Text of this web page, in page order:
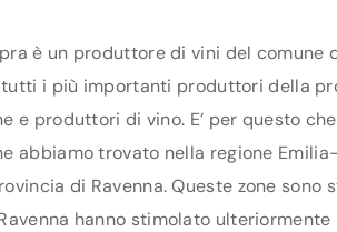
è un produttore di vini del
i più importanti produttori della
e produttori di vino. E’ per questo
abbiamo trovato nella regione
di Ravenna. Queste zone
hanno stimolato